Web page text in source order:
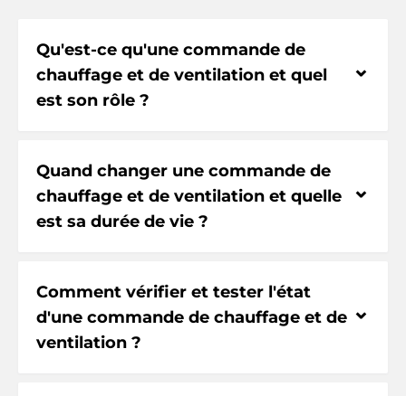
Qu'est-ce qu'une commande de
chauffage et de ventilation et quel
est son rôle ?
⌃
Quand changer une commande de
chauffage et de ventilation et quelle
est sa durée de vie ?
⌃
Comment vérifier et tester l'état
d'une commande de chauffage et de
ventilation ?
⌃